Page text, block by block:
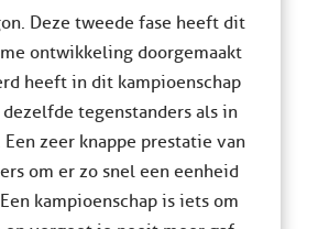
Deze tweede fase heeft dit
ontwikkeling doorgemaakt
heeft in dit kampioenschap
tegenstanders als in
zeer knappe prestatie van
om er zo snel een eenheid
kampioenschap is iets om